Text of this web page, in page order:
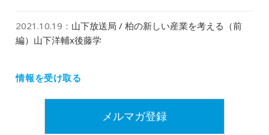
2021.10.19 ： 山下放送局 / 柏の新しい産業を考える（前
編）山下洋輔x後藤学
情報を受け取る
メルマガ登録